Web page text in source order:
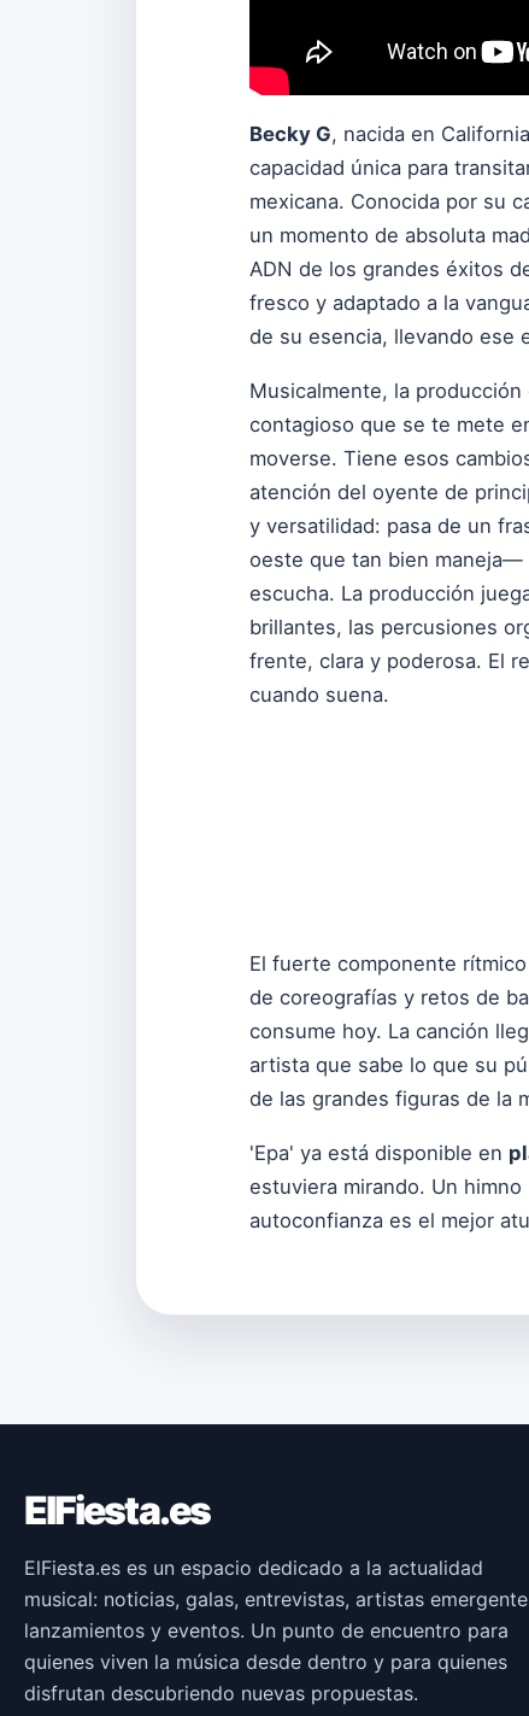
Becky G, nacida en
capacidad única para
mexicana. Conocida por su
un momento de absoluta
ADN de los grandes éxitos
fresco y adaptado a la
de su esencia, llevando ese
Musicalmente, la
contagioso que se te mete
moverse. Tiene esos
atención del oyente de
y versatilidad: pasa de un
oeste que tan bien maneja—
escucha. La producción
brillantes, las percusiones
frente, clara y poderosa. El
cuando suena.
El fuerte componente
de coreografías y retos de
consume hoy. La canción
artista que sabe lo que su
de las grandes figuras de la
'Epa' ya está disponible en
estuviera mirando. Un
autoconfianza es el mejor
ElFiesta.es
ElFiesta.es es un espacio dedicado a la actualidad
musical: noticias, galas, entrevistas, artistas
lanzamientos y eventos. Un punto de encuentro para
quienes viven la música desde dentro y para quienes
disfrutan descubriendo nuevas propuestas.